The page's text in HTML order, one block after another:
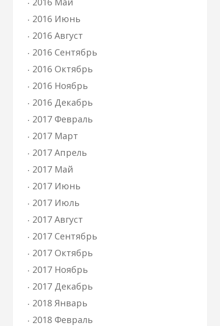
2016 Июнь
2016 Август
2016 Сентябрь
2016 Октябрь
2016 Ноябрь
2016 Декабрь
2017 Февраль
2017 Март
2017 Апрель
2017 Май
2017 Июнь
2017 Июль
2017 Август
2017 Сентябрь
2017 Октябрь
2017 Ноябрь
2017 Декабрь
2018 Январь
2018 Февраль